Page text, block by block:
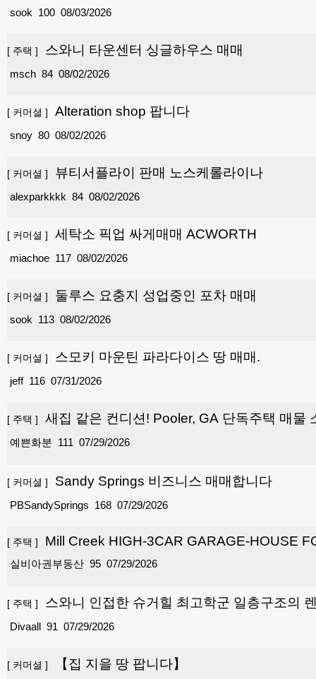
100
sook 08/03/2026
[ 주택 ] 스와니 타운센터 싱글하우스 매매
84
msch 08/02/2026
[ 커머셜 ] Alteration shop 팝니다
80
snoy 08/02/2026
[ 커머셜 ] 뷰티서플라이 판매 노스케롤라이나
84
alexparkkkk 08/02/2026
[ 커머셜 ] 세탁소 픽업 싸게매매 ACWORTH
117
miachoe 08/02/2026
[ 커머셜 ] 둘루스 요충지 성업중인 포차 매매
113
sook 08/02/2026
[ 커머셜 ] 스모키 마운틴 파라다이스 땅 매매.
116
jeff 07/31/2026
[ 주택 ] 새집 같은 컨디션! Pooler, GA 단독주택 매물
111
예쁜화분 07/29/2026
[ 커머셜 ] Sandy Springs 비즈니스 매매합니다
168
PBSandySprings 07/29/2026
[ 주택 ] Mill Creek HIGH-3CAR GARAGE-HOUSE
95
실비아권부동산 07/29/2026
[ 주택 ] 스와니 인접한 슈거힐 최고학군 일층구조의
91
Divaall 07/29/2026
[ 커머셜 ] 【집 지을 땅 팝니다】